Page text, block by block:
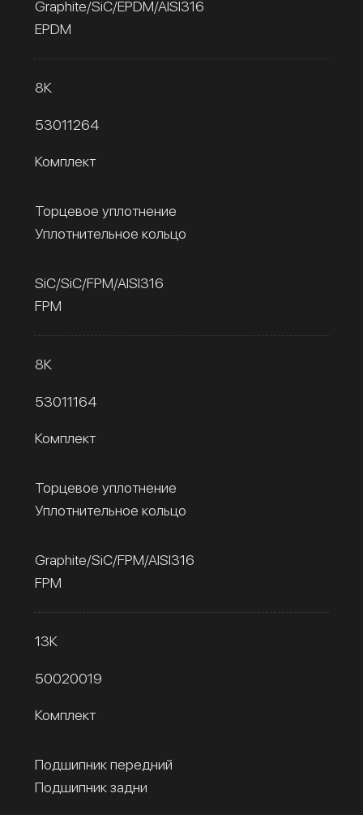
Graphite/SiC/EPDM/AISI316
EPDM
8К
53011264
Комплект
Торцевое уплотнение
Уплотнительное кольцо
SiC/SiC/FPM/AISI316
FPM
8К
53011164
Комплект
Торцевое уплотнение
Уплотнительное кольцо
Graphite/SiC/FPM/AISI316
FPM
13К
50020019
Комплект
Подшипник передний
Подшипник задни